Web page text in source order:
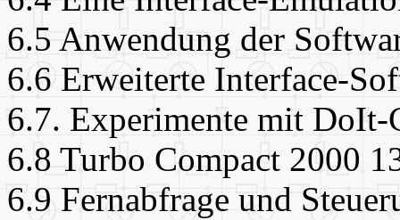
6.5 Anwendung der
6.6 Erweiterte Interface-
6.7. Experimente mit DoIt-
6.8 Turbo Compact 2000
6.9 Fernabfrage und